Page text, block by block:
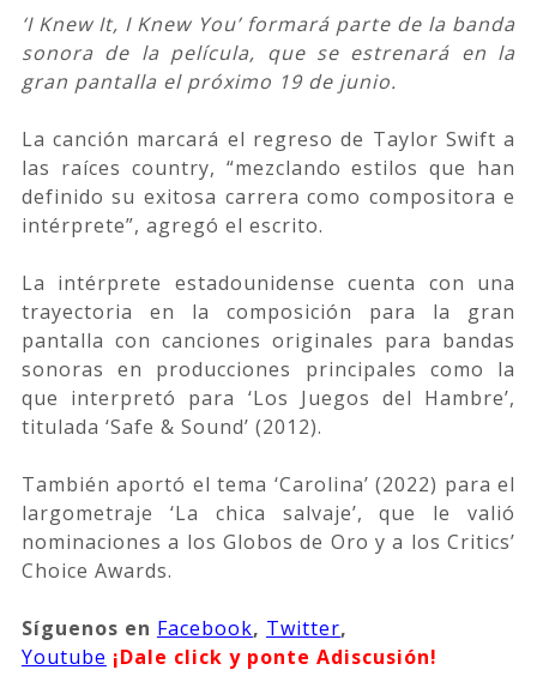
‘I Knew It, I Knew You’ formará parte de la banda
sonora de la película, que se estrenará en la
gran pantalla el próximo 19 de junio.
La canción marcará el regreso de Taylor Swift a
las raíces country, “mezclando estilos que han
definido su exitosa carrera como compositora e
intérprete”, agregó el escrito.
La intérprete estadounidense cuenta con una
trayectoria en la composición para la gran
pantalla con canciones originales para bandas
sonoras en producciones principales como la
que interpretó para ‘Los Juegos del Hambre’,
titulada ‘Safe & Sound’ (2012).
También aportó el tema ‘Carolina’ (2022) para el
largometraje ‘La chica salvaje’, que le valió
nominaciones a los Globos de Oro y a los Critics’
Choice Awards.
Síguenos en Facebook, Twitter,
Youtube ¡Dale click y ponte Adiscusión!